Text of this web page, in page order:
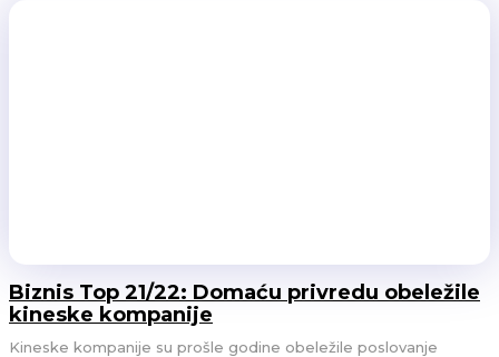
Biznis Top 21/22: Domaću privredu obeležile
kineske kompanije
Kineske kompanije su prošle godine obeležile poslovanje